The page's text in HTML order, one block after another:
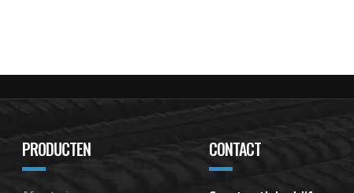
PRODUCTEN CONTACT